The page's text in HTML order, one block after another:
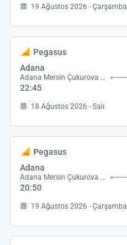
19 Ağustos 2026 - Çarşamba
Pegasus
Adana
Adana Mersin Çukurova Havalimanı
22:45
18 Ağustos 2026 - Salı
Pegasus
Adana
Adana Mersin Çukurova Havalimanı
20:50
19 Ağustos 2026 - Çarşamba